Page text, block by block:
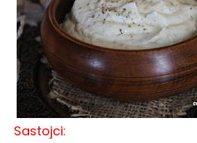
Sastojci: